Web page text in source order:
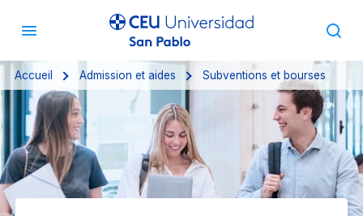
Accueil Admission et aides Subventions et bourses